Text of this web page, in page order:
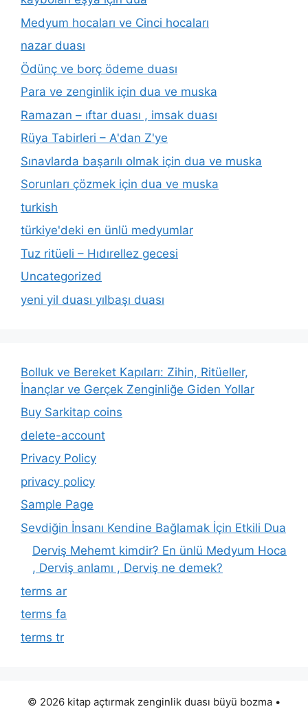
Medyum hocaları ve Cinci hocaları
nazar duası
Ödünç ve borç ödeme duası
Para ve zenginlik için dua ve muska
Ramazan – ıftar duası , imsak duası
Rüya Tabirleri – A'dan Z'ye
Sınavlarda başarılı olmak için dua ve muska
Sorunları çözmek için dua ve muska
turkish
türkiye'deki en ünlü medyumlar
Tuz ritüeli – Hıdırellez gecesi
Uncategorized
yeni yil duası yılbaşı duası
Bolluk ve Bereket Kapıları: Zihin, Ritüeller,
İnançlar ve Gerçek Zenginliğe Giden Yollar
Buy Sarkitap coins
delete-account
Privacy Policy
privacy policy
Sample Page
Sevdiğin İnsanı Kendine Bağlamak İçin Etkili Dua
Derviş Mehemt kimdir? En ünlü Medyum Hoca
, Derviş anlamı , Derviş ne demek?
terms ar
terms fa
terms tr
© 2026 kitap açtırmak zenginlik duası büyü bozma •